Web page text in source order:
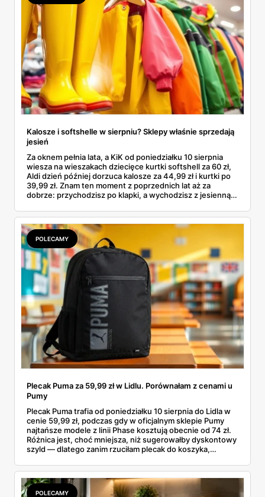
Kalosze i softshelle w sierpniu? Sklepy właśnie sprzedają
jesień
Za oknem pełnia lata, a KiK od poniedziałku 10 sierpnia
wiesza na wieszakach dziecięce kurtki softshell za 60 zł,
Aldi dzień później dorzuca kalosze za 44,99 zł i kurtki po
39,99 zł. Znam ten moment z poprzednich lat aż za
dobrze: przychodzisz po klapki, a wychodzisz z jesienną
pojawi się w gazetkach w przyszłym tygodniu i czy jest
sens kupować jesień, zanim skończą się wakacje.
POLECAMY
Plecak Puma za 59,99 zł w Lidlu. Porównałam z cenami u
Pumy
Plecak Puma trafia od poniedziałku 10 sierpnia do Lidla w
cenie 59,99 zł, podczas gdy w oficjalnym sklepie Pumy
najtańsze modele z linii Phase kosztują obecnie od 74 zł.
Różnica jest, choć mniejsza, niż sugerowałby dyskontowy
szyld — dlatego zanim rzuciłam plecak do koszyka,
rozpiska: co dokładnie sprzedaje Lidl, ile kosztują
odpowiedniki u producenta i komu ten zakup naprawdę
się opłaci.
POLECAMY